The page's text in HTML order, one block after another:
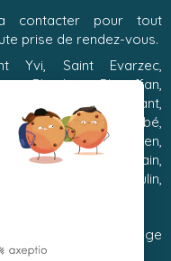
contacter pour tout
prise de rendez-vous.
Yvi, Saint Evarzec,
Plonéis, Pluguffan,
La Forêt-Fouesnant,
Pont-l'Abbé,
Loctudy, Rosporden,
Saint Germain,
Châteaulin,
actualité sur ma page
le lien ci-dessous :